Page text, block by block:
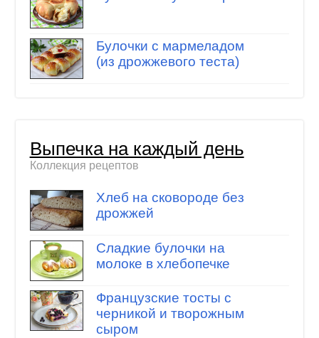
Булочки с мармеладом
(из дрожжевого теста)
Выпечка на каждый день
Коллекция рецептов
Хлеб на сковороде без
дрожжей
Сладкие булочки на
молоке в хлебопечке
Французские тосты с
черникой и творожным
сыром